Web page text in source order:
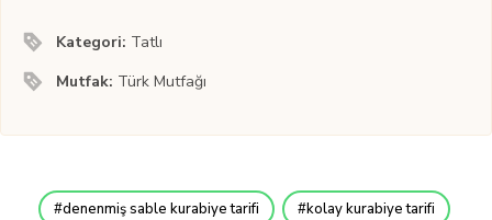
Kategori: Tatlı
Mutfak: Türk Mutfağı
denenmiş sable kurabiye tarifi kolay kurabiye tarifi